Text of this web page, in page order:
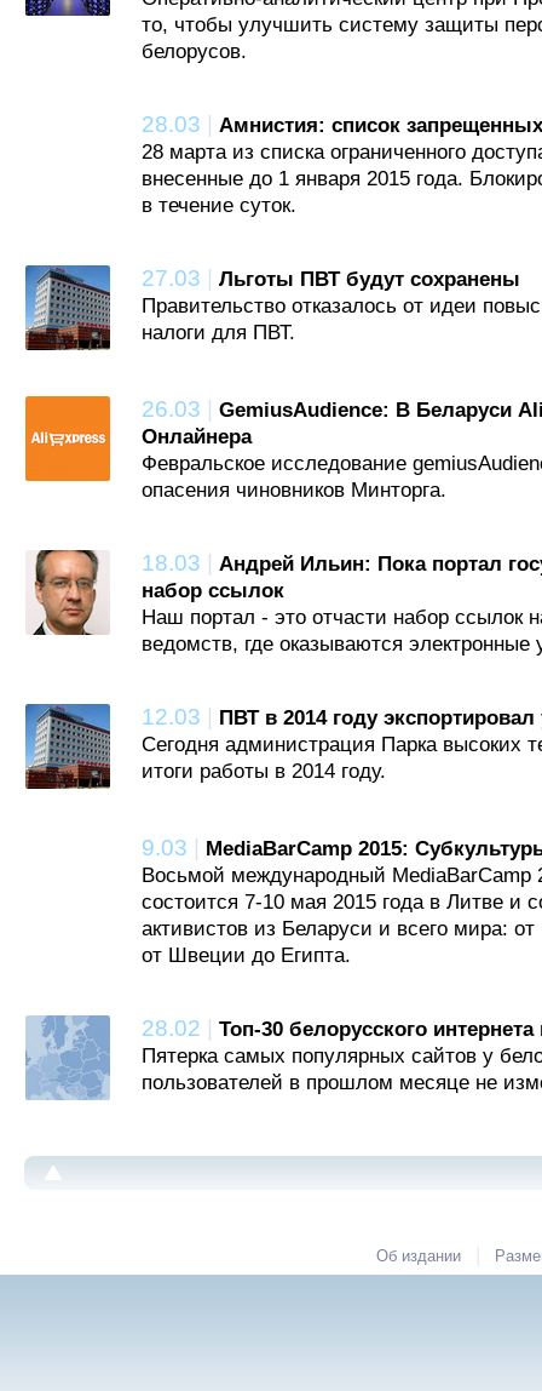
то, чтобы улучшить систему защиты
белорусов.
28.03 | Амнистия: список
28 марта из списка ограниченного
внесенные до 1 января 2015 года.
в течение суток.
27.03 | Льготы ПВТ будут сохранены
Правительство отказалось от идеи
налоги для ПВТ.
26.03 | GemiusAudience: В Беларуси
Онлайнера
Февральское исследование
опасения чиновников Минторга.
18.03 | Андрей Ильин: Пока портал
набор ссылок
Наш портал - это отчасти набор ссылок
ведомств, где оказываются электронные
12.03 | ПВТ в 2014 году
Сегодня администрация Парка высоких
итоги работы в 2014 году.
9.03 | MediaBarCamp 2015:
Восьмой международный MediaBarCamp
состоится 7-10 мая 2015 года в Литве и
активистов из Беларуси и всего мира:
от Швеции до Египта.
28.02 | Топ-30 белорусского
Пятерка самых популярных сайтов у
пользователей в прошлом месяце не
Об издании |